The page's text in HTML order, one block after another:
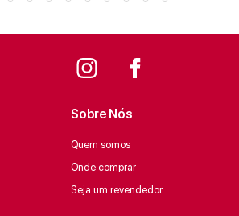
Sobre Nós
Quem somos
Onde comprar
Seja um revendedor